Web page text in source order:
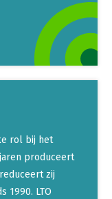
rol bij het
produceert
zij
1990. LTO